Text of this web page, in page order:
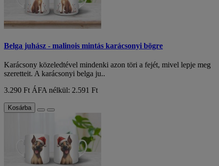
Belga juhász - malinois mintás karácsonyi bögre
Karácsony közeledtével mindenki azon töri a fejét, mivel lepje meg
szeretteit. A karácsonyi belga ju..
3.290 Ft ÁFA nélkül: 2.591 Ft
Kosárba